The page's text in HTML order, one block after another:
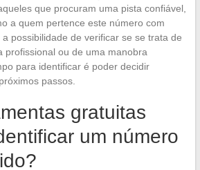
que procuram uma pista confiável,
a quem pertence este número com
possibilidade de verificar se se trata de
profissional ou de uma manobra
para identificar é poder decidir
passos.
gratuitas
um número